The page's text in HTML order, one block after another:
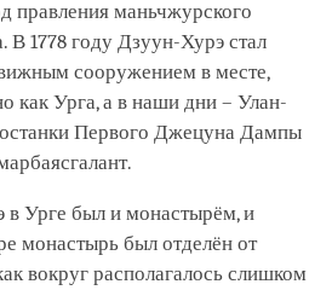
правления маньчжурского
В 1778 году Дзуун-Хурэ стал
сооружением в месте,
как Урга, а в наши дни – Улан-
Первого Джецуна Дампы
Урге был и монастырём, и
монастырь был отделён от
вокруг располагалось слишком